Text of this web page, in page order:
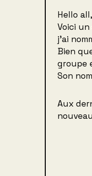
Hello all,
Voici
j’ai
Bien
groupe
Son
Aux